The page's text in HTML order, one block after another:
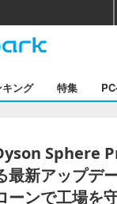
キング 特集
Sphere
最新アップデ
ーンで工場を